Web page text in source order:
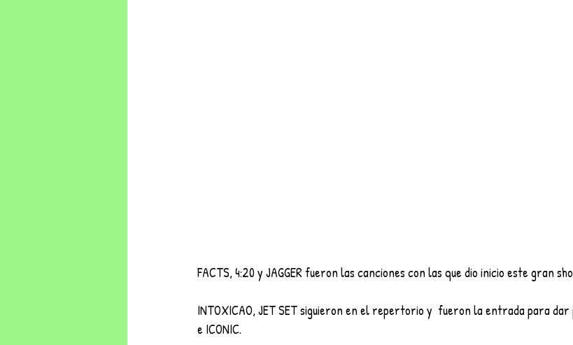
FACTS, 4:20 y JAGGER fueron las canciones con las que dio inicio este gran
INTOXICAO, JET SET siguieron en el repertorio y  fueron la entrada para dar
e ICONIC.